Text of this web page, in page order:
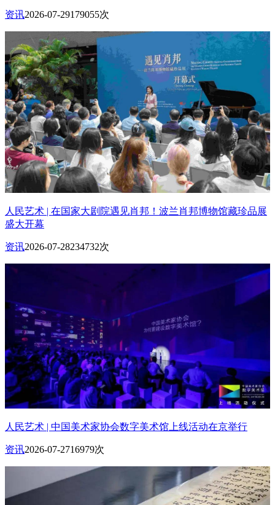
资讯2026-07-29179055次
人民艺术 | 在国家大剧院遇见肖邦！波兰肖邦博物馆藏珍品展
盛大开幕
资讯2026-07-28234732次
人民艺术 | 中国美术家协会数字美术馆上线活动在京举行
资讯2026-07-2716979次